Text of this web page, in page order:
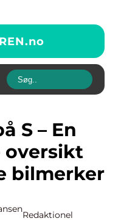
no
bilmerker
Redaktionel